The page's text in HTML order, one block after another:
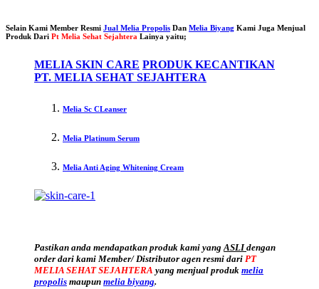
Selain Kami Member Resmi Jual Melia Propolis Dan Melia Biyang Kami Juga Menjual
Produk Dari Pt Melia Sehat Sejahtera Lainya yaitu;
MELIA SKIN CARE PRODUK KECANTIKAN
PT. MELIA SEHAT SEJAHTERA
Melia Sc CLeanser
Melia Platinum Serum
Melia Anti Aging Whitening Cream
Pastikan anda mendapatkan produk kami yang ASLIdengan
order dari kami Member/ Distributor agen resmi dari PT
MELIA SEHAT SEJAHTERA yang menjual produk melia
propolis maupun melia biyang.